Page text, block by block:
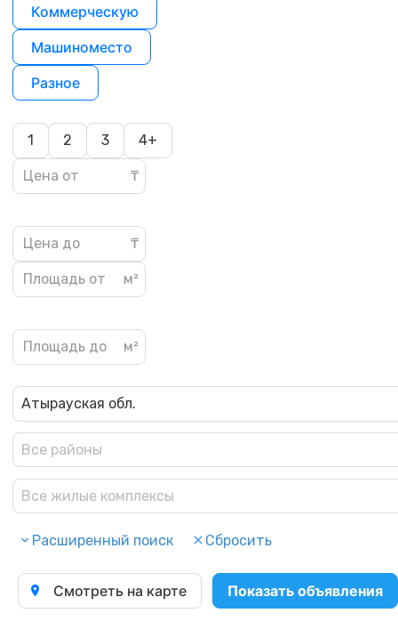
Коммерческую
Машиноместо
Разное
1 2 3 4+
Атырауская обл.
Все районы
Все жилые комплексы
Расширенный поиск Сбросить
Смотреть на карте Показать объявления